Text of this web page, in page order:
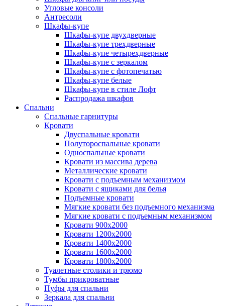
Угловые консоли
Антресоли
Шкафы-купе
Шкафы-купе двухдверные
Шкафы-купе трехдверные
Шкафы-купе четырехдверные
Шкафы-купе с зеркалом
Шкафы-купе с фотопечатью
Шкафы-купе белые
Шкафы-купе в стиле Лофт
Распродажа шкафов
Спальни
Спальные гарнитуры
Кровати
Двуспальные кровати
Полутороспальные кровати
Односпальные кровати
Кровати из массива дерева
Металлические кровати
Кровати с подъемным механизмом
Кровати с ящиками для белья
Подъемные кровати
Мягкие кровати без подъемного механизма
Мягкие кровати с подъемным механизмом
Кровати 900х2000
Кровати 1200х2000
Кровати 1400х2000
Кровати 1600х2000
Кровати 1800х2000
Туалетные столики и трюмо
Тумбы прикроватные
Пуфы для спальни
Зеркала для спальни